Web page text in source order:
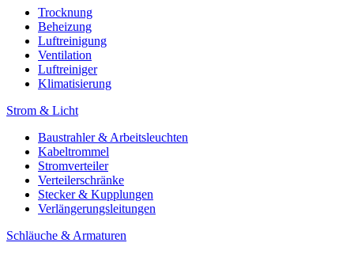
Trocknung
Beheizung
Luftreinigung
Ventilation
Luftreiniger
Klimatisierung
Strom & Licht
Baustrahler & Arbeitsleuchten
Kabeltrommel
Stromverteiler
Verteilerschränke
Stecker & Kupplungen
Verlängerungs­leitungen
Schläuche & Armaturen